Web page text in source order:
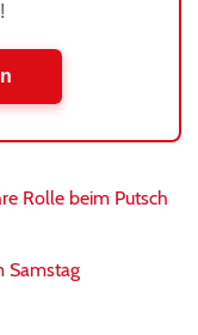
Rolle beim Putsch
Samstag